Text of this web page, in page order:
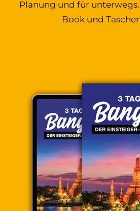
Planung und für
Book und